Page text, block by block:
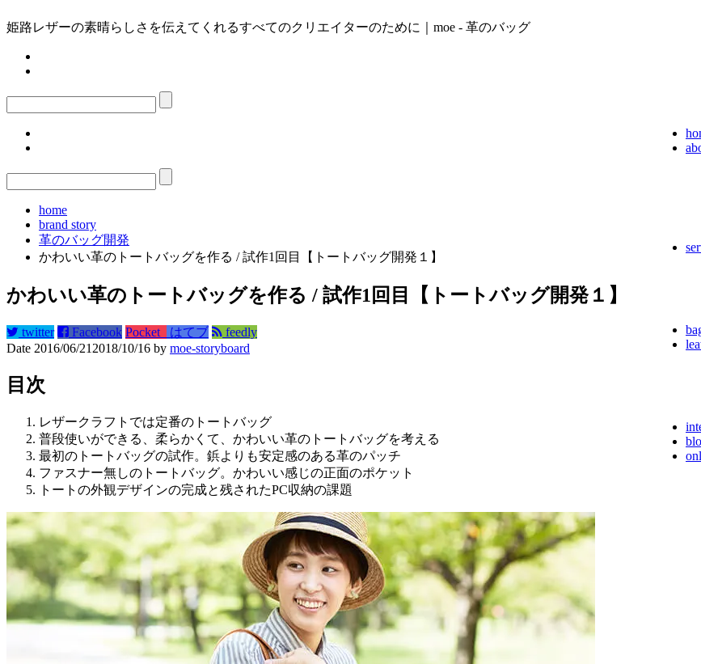
姫路レザーの素晴らしさを伝えてくれるすべてのクリエイターのために｜moe - 革のバッグ
home
brand story
革のバッグ開発
かわいい革のトートバッグを作る / 試作1回目【トートバッグ開発１】
かわいい革のトートバッグを作る / 試作1回目【トートバッグ開発１】
twitter Facebook Pocket はてブ
feedly
Date 2016/06/21 2018/10/16 by moe-storyboard
目次
レザークラフトでは定番のトートバッグ
普段使いができる、柔らかくて、かわいい革のトートバッグを考える
最初のトートバッグの試作。鋲よりも安定感のある革のパッチ
ファスナー無しのトートバッグ。かわいい感じの正面のポケット
トートの外観デザインの完成と残されたPC収納の課題